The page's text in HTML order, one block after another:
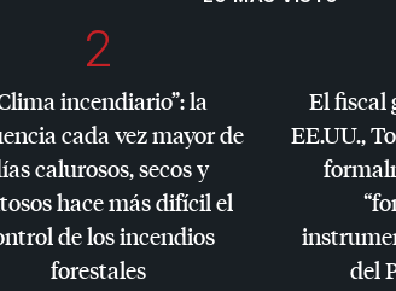
2
incendiario”: la
cada vez mayor de
calurosos, secos y
hace más difícil el
de los incendios
forestales
El fiscal
EE.UU.,
del